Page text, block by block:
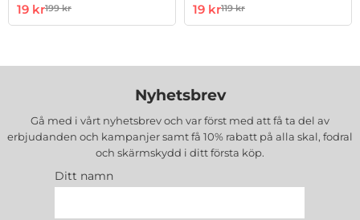
Art. nr 37023
rea pris
19 krtidigare pris
199 kr Art. nr 37024
rea pris
19 krtidigare pris
119 kr
Nyhetsbrev
Gå med i vårt nyhetsbrev och var först med att få ta del av
erbjudanden och kampanjer samt få 10% rabatt på alla skal, fodral
och skärmskydd i ditt första köp.
Ditt namn